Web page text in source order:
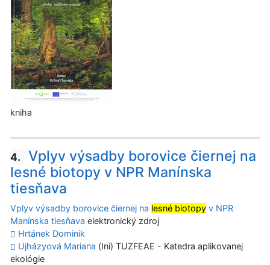
kniha
4.
Vplyv výsadby borovice čiernej na
lesné biotopy v NPR Manínska
tiesňava
Vplyv výsadby borovice čiernej na lesné biotopy v NPR
Manínska tiesňava elektronický zdroj
Hrtánek Dominik
Ujházyová Mariana (Iní) TUZFEAE - Katedra aplikovanej
ekológie